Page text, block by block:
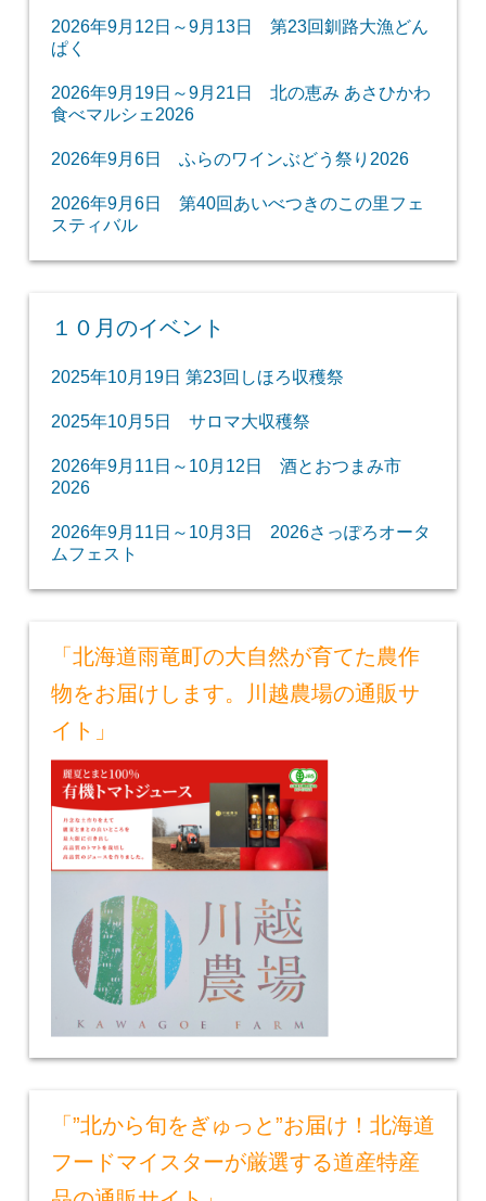
2026年9月12日～9月13日 第23回釧路大漁どん
ぱく
2026年9月19日～9月21日 北の恵み あさひかわ
食べマルシェ2026
2026年9月6日 ふらのワインぶどう祭り2026
2026年9月6日 第40回あいべつきのこの里フェ
スティバル
１０月のイベント
2025年10月19日 第23回しほろ収穫祭
2025年10月5日 サロマ大収穫祭
2026年9月11日～10月12日 酒とおつまみ市
2026
2026年9月11日～10月3日 2026さっぽろオータ
ムフェスト
「北海道雨竜町の大自然が育てた農作
物をお届けします。川越農場の通販サ
イト」
「”北から旬をぎゅっと”お届け！北海道
フードマイスターが厳選する道産特産